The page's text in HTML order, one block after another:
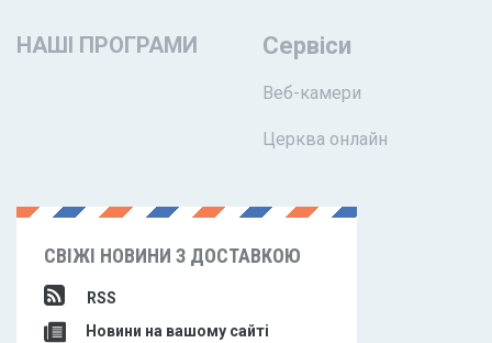
НАШІ ПРОГРАМИ Сервіси
Веб-камери
Церква онлайн
СВІЖІ НОВИНИ З ДОСТАВКОЮ
RSS
Новини на вашому сайті